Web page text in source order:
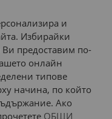
с:
наш транспорт
и
Избирайки
Ви предоставим по-
онлайн
типове
начина, по който
Ако
ОБЩИ